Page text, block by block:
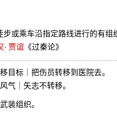
步或乘车沿指定路线进行的有组
· 贾谊 《过秦论》
目标｜把伤员转移到医院去。
气｜矢志不转移。
装组织。